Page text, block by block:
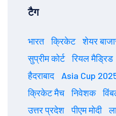
टैग
भारत क्रिकेट शेयर
सुप्रीम कोर्ट
रियल मैड्रिड
हैदराबाद
Asia Cup
क्रिकेट मैच
निवेशक
उत्तर प्रदेश
पीएम मोदी